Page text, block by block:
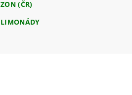
ZON (ČR)
LIMONÁDY